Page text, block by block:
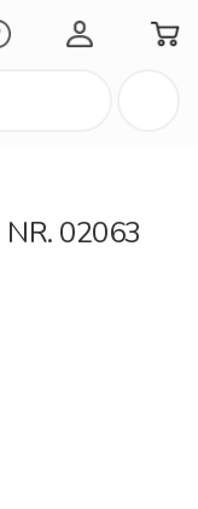
Minha Conta
NR. 02063